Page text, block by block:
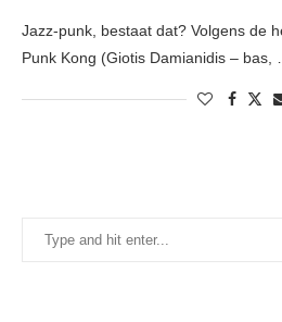
Jazz-punk, bestaat dat? Volgens de
Punk Kong (Giotis Damianidis – bas,